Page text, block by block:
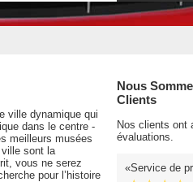
ville dynamique qui
dans le centre -
meilleurs musées
sont la
vous ne serez
pour l’histoire
Nous
Clients
Nos clients ont
évaluations.
Service de